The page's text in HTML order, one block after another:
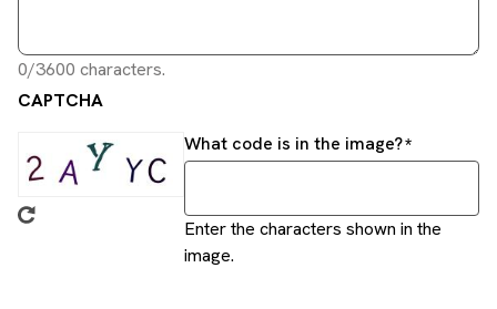
0/3600 characters.
CAPTCHA
What code is in the image?
Enter the characters shown in the
image.